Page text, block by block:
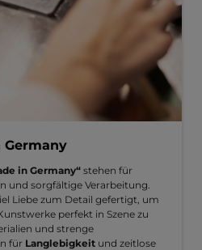
Germany
in Germany“ stehen für
und sorgfältige Verarbeitung.
Liebe zum Detail gefertigt, um
perfekt in Szene zu
und strenge
für Langlebigkeit und zeitlose